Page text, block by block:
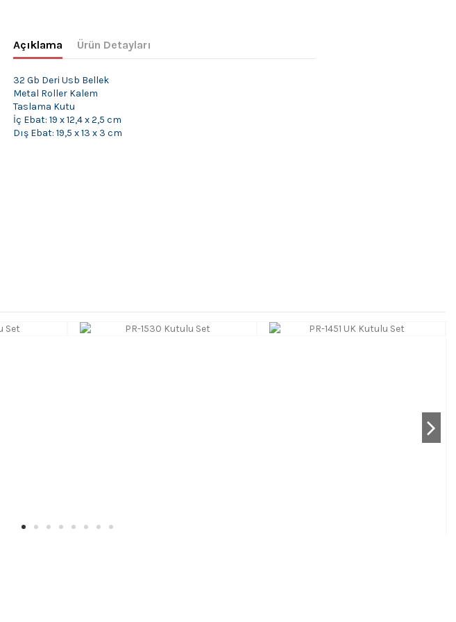
Açıklama Ürün Detayları
32 Gb Deri Usb Bellek
Metal Roller Kalem
Taslama Kutu
İç Ebat: 19 x 12,4 x 2,5 cm
Dış Ebat: 19,5 x 13 x 3 cm